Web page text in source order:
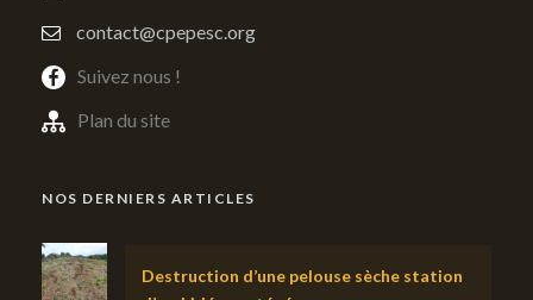
contact@cpepesc.org
Suivez nous !
Plan du site
NOS DERNIERS ARTICLES
Destruction d’une pelouse sèche station